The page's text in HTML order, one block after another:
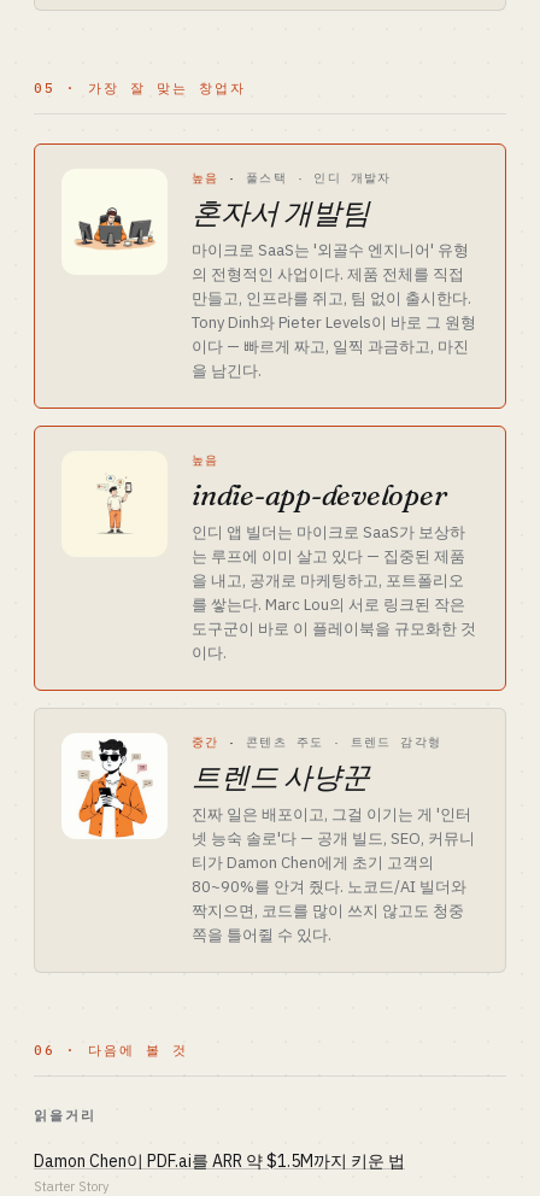
05 · 가장 잘 맞는 창업자
높음 · 풀스택 · 인디 개발자
혼자서 개발팀
마이크로 SaaS는 '외골수 엔지니어' 유형
의 전형적인 사업이다. 제품 전체를 직접
만들고, 인프라를 쥐고, 팀 없이 출시한다.
Tony Dinh와 Pieter Levels이 바로 그 원형
이다 — 빠르게 짜고, 일찍 과금하고, 마진
을 남긴다.
높음
indie-app-developer
인디 앱 빌더는 마이크로 SaaS가 보상하
는 루프에 이미 살고 있다 — 집중된 제품
을 내고, 공개로 마케팅하고, 포트폴리오
를 쌓는다. Marc Lou의 서로 링크된 작은
도구군이 바로 이 플레이북을 규모화한 것
이다.
중간 · 콘텐츠 주도 · 트렌드 감각형
트렌드 사냥꾼
진짜 일은 배포이고, 그걸 이기는 게 '인터
넷 능숙 솔로'다 — 공개 빌드, SEO, 커뮤니
티가 Damon Chen에게 초기 고객의
80~90%를 안겨 줬다. 노코드/AI 빌더와
짝지으면, 코드를 많이 쓰지 않고도 청중
쪽을 틀어쥘 수 있다.
06 · 다음에 볼 것
읽을거리
Damon Chen이 PDF.ai를 ARR 약 $1.5M까지 키운 법
Starter Story